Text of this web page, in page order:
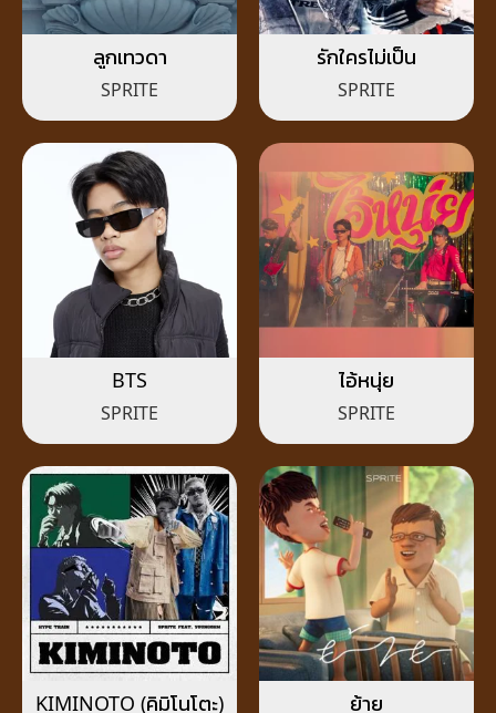
ลูกเทวดา
SPRITE
รักใครไม่เป็น
SPRITE
BTS
SPRITE
ไอ้หนุ่ย
SPRITE
KIMINOTO (คิมิโนโตะ) ย้าย